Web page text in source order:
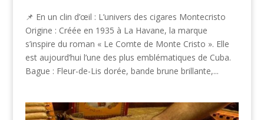
📌 En un clin d’œil : L’univers des cigares Montecristo
Origine : Créée en 1935 à La Havane, la marque
s’inspire du roman « Le Comte de Monte Cristo ». Elle
est aujourd’hui l’une des plus emblématiques de Cuba.
Bague : Fleur-de-Lis dorée, bande brune brillante,...